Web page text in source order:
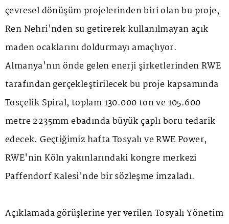
çevresel dönüşüm projelerinden biri olan bu proje,
Ren Nehri'nden su getirerek kullanılmayan açık
maden ocaklarını doldurmayı amaçlıyor.
Almanya'nın önde gelen enerji şirketlerinden RWE
tarafından gerçekleştirilecek bu proje kapsamında
Tosçelik Spiral, toplam 130.000 ton ve 105.600
metre 2235mm ebadında büyük çaplı boru tedarik
edecek. Geçtiğimiz hafta Tosyalı ve RWE Power,
RWE'nin Köln yakınlarındaki kongre merkezi
Paffendorf Kalesi'nde bir sözleşme imzaladı.
Açıklamada görüşlerine yer verilen Tosyalı Yönetim